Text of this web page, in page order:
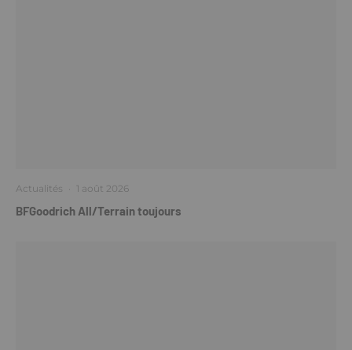
Actualités · 1 août 2026
BFGoodrich All/Terrain toujours